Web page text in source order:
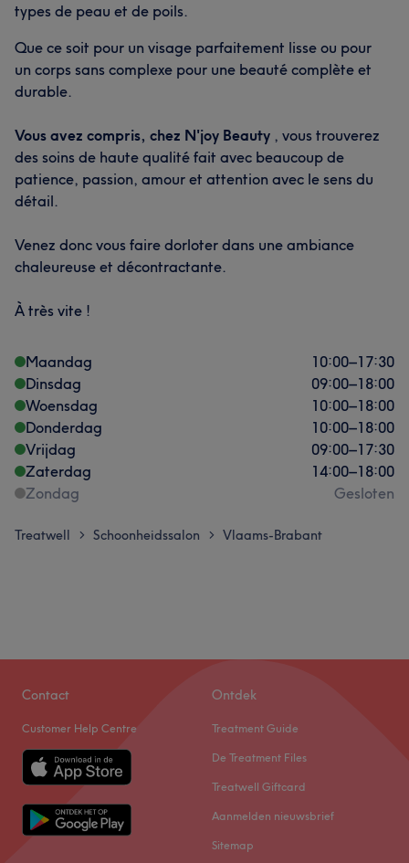
types de peau et de poils.
Que ce soit pour un visage parfaitement lisse ou pour
un corps sans complexe pour une beauté complète et
durable.
Vous avez compris, chez N'joy Beauty , vous trouverez
des soins de haute qualité fait avec beaucoup de
patience, passion, amour et attention avec le sens du
détail.
Venez donc vous faire dorloter dans une ambiance
chaleureuse et décontractante.
À très vite !
Maandag 10:00–17:30
Dinsdag
09:00–18:00
Woensdag
10:00–18:00
Donderdag
10:00–18:00
Vrijdag
09:00–17:30
Zaterdag
14:00–18:00
Zondag
Gesloten
Treatwell > Schoonheidssalon > Vlaams-Brabant
Contact
Customer Help Centre
Ontdek
Treatment Guide
De Treatment Files
Treatwell Giftcard
Aanmelden nieuwsbrief
Sitemap